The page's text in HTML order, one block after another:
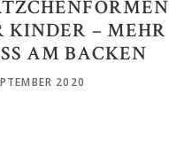
KINDER – MEHR
AM BACKEN
2020